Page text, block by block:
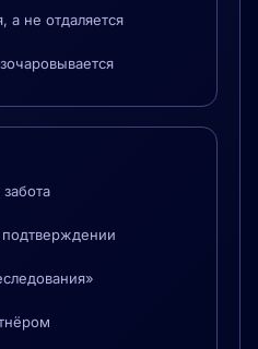
а не отдаляется